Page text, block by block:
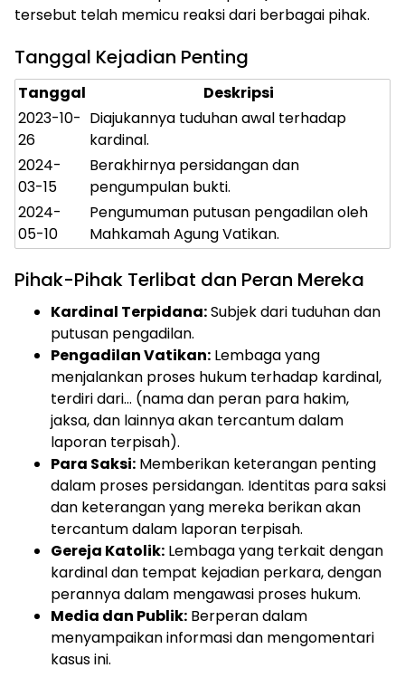
tersebut telah memicu reaksi dari berbagai pihak.
Tanggal Kejadian Penting
Tanggal
Deskripsi
2023-10-
26
Diajukannya tuduhan awal terhadap
kardinal.
2024-
03-15
Berakhirnya persidangan dan
pengumpulan bukti.
2024-
05-10
Pengumuman putusan pengadilan oleh
Mahkamah Agung Vatikan.
Pihak-Pihak Terlibat dan Peran Mereka
Kardinal Terpidana:Subjek dari tuduhan dan
putusan pengadilan.
Pengadilan Vatikan: Lembaga yang
menjalankan proses hukum terhadap kardinal,
terdiri dari… (nama dan peran para hakim,
jaksa, dan lainnya akan tercantum dalam
laporan terpisah).
Para Saksi: Memberikan keterangan penting
dalam proses persidangan. Identitas para saksi
dan keterangan yang mereka berikan akan
tercantum dalam laporan terpisah.
Gereja Katolik: Lembaga yang terkait dengan
kardinal dan tempat kejadian perkara, dengan
perannya dalam mengawasi proses hukum.
Media dan Publik: Berperan dalam
menyampaikan informasi dan mengomentari
kasus ini.